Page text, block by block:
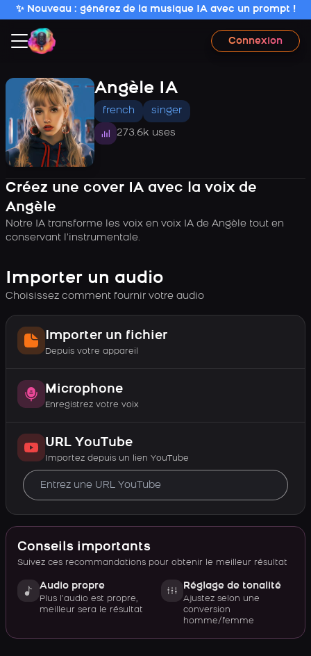
✨ Nouveau : générez de la musique IA avec un prompt !
Connexion
Angèle IA
french singer
273.6k uses
Créez une cover IA avec la voix de
Angèle
Notre IA transforme les voix en voix IA de Angèle tout en
conservant l’instrumentale.
Importer un audio
Choisissez comment fournir votre audio
Importer un fichier
Depuis votre appareil
Microphone
Enregistrez votre voix
URL YouTube
Importez depuis un lien YouTube
Conseils importants
Suivez ces recommandations pour obtenir le meilleur résultat
Audio propre
Plus l’audio est propre,
meilleur sera le résultat
Réglage de tonalité
Ajustez selon une
conversion
homme/femme